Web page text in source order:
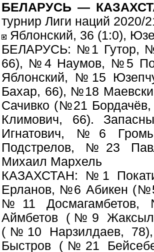
БЕЛАРУСЬ —
турнир Лиги наций 2020/
Яблонский, 36 (1:0),
БЕЛАРУСЬ: №1 Гутор,
66), №4 Наумов, №5
Яблонский, №15
Бахар, 66), №18
Сачивко (№21
Климович, 66).
Игнатович, №6
Подстрелов, №23
Михаил Мархель
КАЗАХСТАН: №1
Ерланов, №6 Абикен
№11
Аймбетов (№9
(№10 Нарзилдаев,
Быстров (№21